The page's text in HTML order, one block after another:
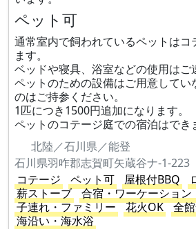
ペット可
通常室内で飼われているペットはコ
ます。
ベッドや寝具、浴室などの使用はご
ペットのための設備はご用意してい
のはご持参ください。
1匹につき1500円追加になります。
ペットのコテージ庭での宿泊はでき
北陸／石川県／能登
石川県羽咋郡志賀町矢蔵谷ナ-1-223
コテージ
ペット可 屋根付BBQ
薪ストーブ
合宿・ワーケーション
子連れ・ファミリー
花火OK 全
海沿い・海水浴